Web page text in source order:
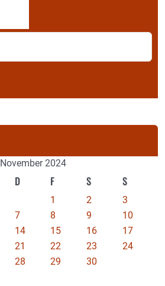
November 2024
D F S S
1 2
3
7 8 9
10
14 15 16
17
21 22 23
24
28 29
30